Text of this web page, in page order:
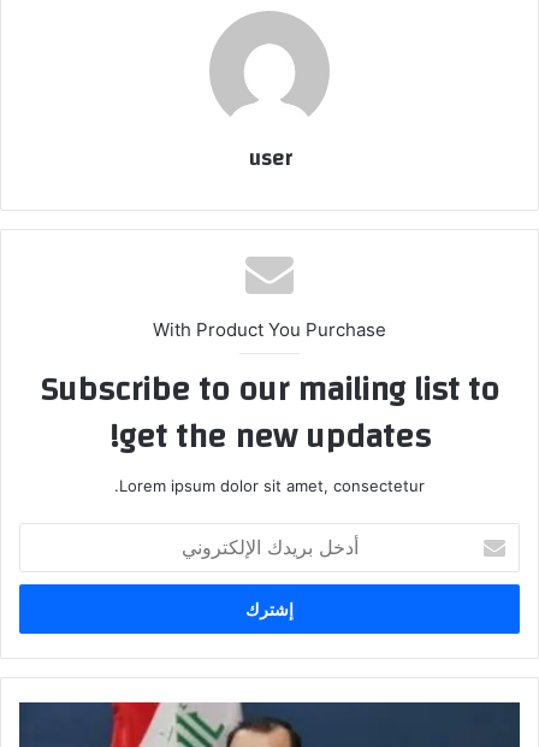
user
With Product You Purchase
Subscribe to our mailing list to
get the new updates!
Lorem ipsum dolor sit amet, consectetur.
بريدك
الإلكتروني